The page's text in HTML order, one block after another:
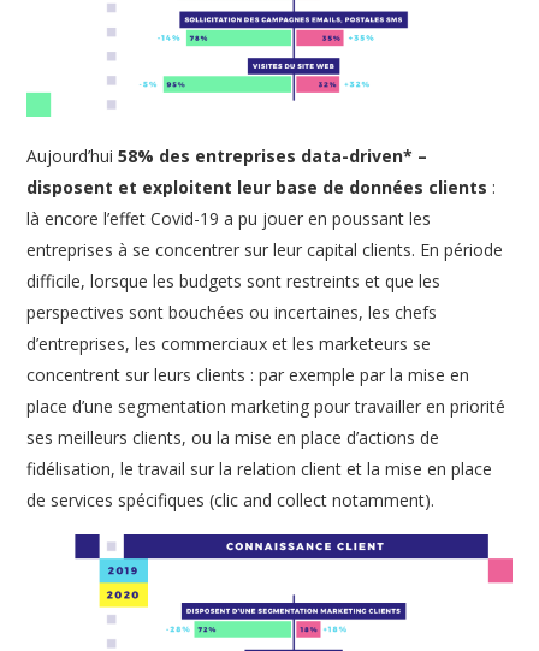
Aujourd’hui58% des entreprises data-driven* –
disposent et exploitent leur base de données clients :
là encore l’effet Covid-19 a pu jouer en poussant les
entreprises à se concentrer sur leur capital clients. En période
difficile, lorsque les budgets sont restreints et que les
perspectives sont bouchées ou incertaines, les chefs
d’entreprises, les commerciaux et les marketeurs se
concentrent sur leurs clients : par exemple par la mise en
place d’une segmentation marketing pour travailler en priorité
ses meilleurs clients, ou la mise en place d’actions de
fidélisation, le travail sur la relation client et la mise en place
de services spécifiques (clic and collect notamment).